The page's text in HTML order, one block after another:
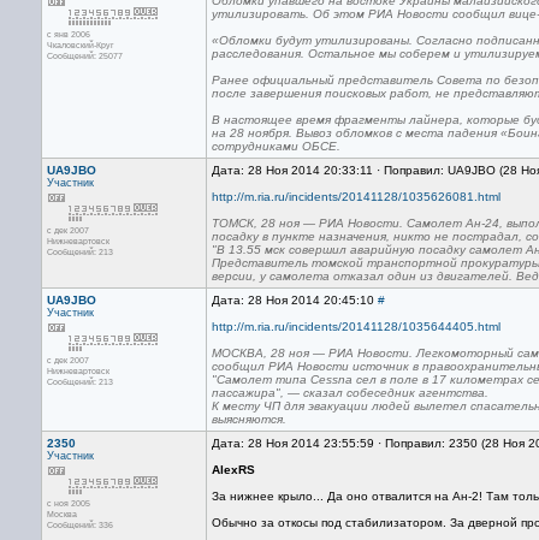
с янв 2006
Чкаловский-Круг
Сообщений: 25077
утилизировать. Об этом РИА Новости сообщил
«Обломки будут утилизированы. Согласно
расследования. Остальное мы соберем и
Ранее официальный представитель Совета по
после завершения поисковых работ, не
В настоящее время фрагменты лайнера, которые
на 28 ноября. Вывоз обломков с места падения
сотрудниками ОБСЕ.
UA9JBO
Участник
с дек 2007
Нижневартовск
Сообщений: 213
Дата: 28 Ноя 2014 20:33:11 · Поправил: UA9JBO (28
http://m.ria.ru/incidents/20141128/1035626081.html
ТОМСК, 28 ноя — РИА Новости. Самолет Ан-24,
посадку в пункте назначения, никто не пострадал,
"В 13.55 мск совершил аварийную посадку самолет
Представитель томской транспортной
версии, у самолета отказал один из двигателей.
UA9JBO
Участник
с дек 2007
Нижневартовск
Сообщений: 213
Дата: 28 Ноя 2014 20:45:10 #
http://m.ria.ru/incidents/20141128/1035644405.html
МОСКВА, 28 ноя — РИА Новости. Легкомоторный
сообщил РИА Новости источник в
"Самолет типа Cessna сел в поле в 17 километрах
пассажира", — сказал собеседник агентства.
К месту ЧП для эвакуации людей вылетел
выясняются.
2350
Участник
с ноя 2005
Москва
Сообщений: 336
Дата: 28 Ноя 2014 23:55:59 · Поправил: 2350 (28 Ноя
AlexRS
За нижнее крыло... Да оно отвалится на Ан-2! Там
Обычно за откосы под стабилизатором. За дверной